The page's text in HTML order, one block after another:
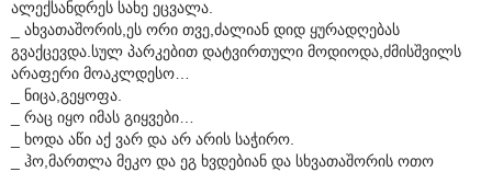
ალექსანდრეს სახე ეცვალა.
_ ახვათაშორის,ეს ორი თვე,ძალიან დიდ ყურადღებას
გვაქცევდა.სულ პარკებით დატვირთული მოდიოდა,ძმისშვილს
არაფერი მოაკლდესო…
_ ნიცა,გეყოფა.
_ რაც იყო იმას გიყვები…
_ ხოდა აწი აქ ვარ და არ არის საჭირო.
_ ჰო,მართლა მეკო და ეგ ხვდებიან და სხვათაშორის ოთო